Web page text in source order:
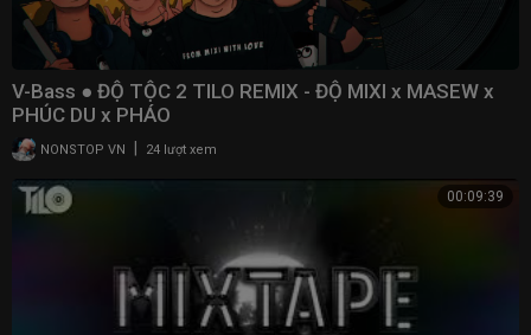
V-Bass ● ĐỘ TỘC 2 TILO REMIX - ĐỘ MIXI x MASEW x
PHÚC DU x PHÁO
NONSTOP VN 24 lượt xem
00:09:39